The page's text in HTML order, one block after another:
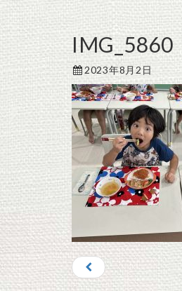
IMG_5860
2023年8月2日